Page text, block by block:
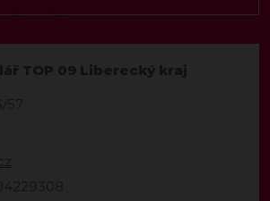
TOP 09 Liberecký kraj
57